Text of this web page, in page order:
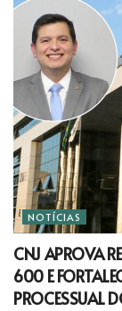
NOTÍCIAS
CNJ APROVA
600 E
PROCESSUAL